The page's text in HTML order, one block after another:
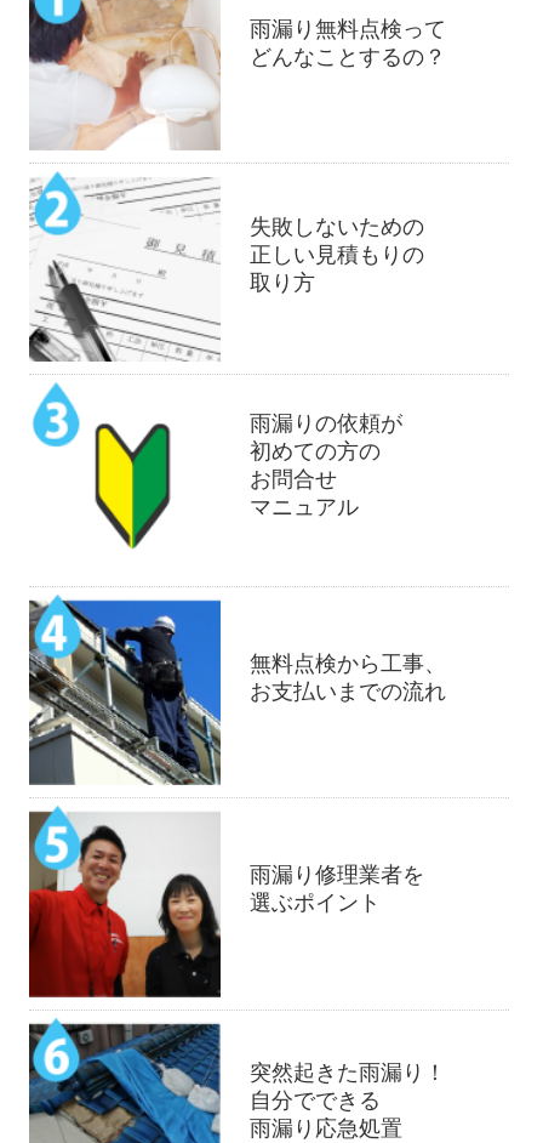
雨漏り無料点検って
どんなことするの？
失敗しないための
正しい見積もりの
取り方
雨漏りの依頼が
初めての方の
お問合せ
マニュアル
無料点検から工事、
お支払いまでの流れ
雨漏り修理業者を
選ぶポイント
突然起きた雨漏り！
自分でできる
雨漏り応急処置